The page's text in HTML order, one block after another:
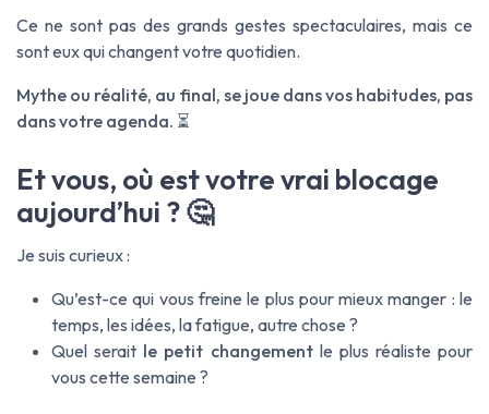
Ce ne sont pas des grands gestes spectaculaires, mais ce
sont eux qui changent votre quotidien.
Mythe ou réalité, au final, se joue dans vos habitudes, pas
dans votre agenda. ⏳
Et vous, où est votre vrai blocage
aujourd’hui ? 🤔
Je suis curieux :
Qu’est-ce qui vous freine le plus pour mieux manger : le
temps, les idées, la fatigue, autre chose ?
Quel serait le petit changementle plus réaliste pour
vous cette semaine ?